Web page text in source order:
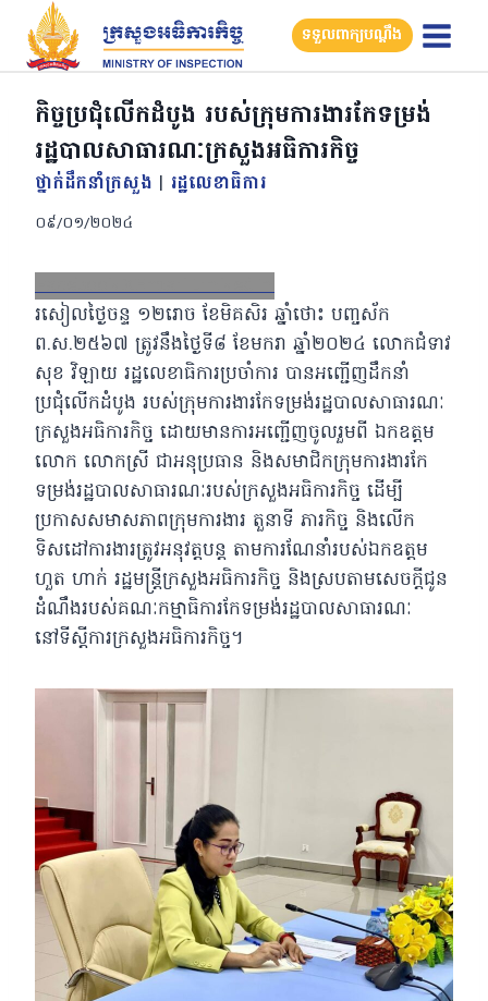
Skip
content
ទទួលពាក្យបណ្តឹង
កិច្ចប្រជុំលេីកដំបូង​ របស់ក្រុមការងារកែទម្រង់
រដ្ឋបាលសាធារណៈក្រសួងអធិការកិច្ច
ថ្នាក់ដឹកនាំក្រសួង | រដ្ឋលេខាធិការ
០៩/០១/២០២៤
FacebookXEmailLinkedIn
រសៀលថ្ងៃចន្ទ ១២រោច ខែមិគសិរ​ ឆ្នាំថោះ បញ្ចស័ក
ព.ស.២៥៦៧ ត្រូវនឹងថ្ងៃទី៨​ ខែមករា​ ឆ្នាំ២០២៤​ លោកជំទាវ
សុខ វិឡាយ រដ្ឋលេខាធិការប្រចាំការ បានអញ្ជើញដឹកនាំ
ប្រជុំលេីកដំបូង​ របស់ក្រុមការងារកែទម្រង់រដ្ឋបាលសាធារណៈ
ក្រសួងអធិការកិច្ច ដោយមានការអញ្ជើញចូលរួមពី ឯកឧត្តម​
លោក​ លោកស្រី​ ជាអនុប្រធាន​ និងសមាជិកក្រុមការងារកែ
ទម្រង់រដ្ឋបាលសាធារណៈរបស់ក្រសួងអធិការកិច្ច​ ដេីម្បី
ប្រកាសសមាសភាពក្រុមការងារ​ តួនាទី​ ភារកិច្ច​ និងលេីក
ទិសដៅការងារត្រូវអនុវត្តបន្ត​ តាមការណែនាំរបស់ឯកឧត្តម
ហួត ហាក់ រដ្ឋមន្រ្តី​ក្រសួងអធិការកិច្ច និងស្របតាមសេចក្តីជូន
ដំណឹងរបស់គណៈកម្មាធិការកែទម្រង់រដ្ឋបាលសាធារណៈ
នៅទីស្តីការក្រសួងអធិការកិច្ច។